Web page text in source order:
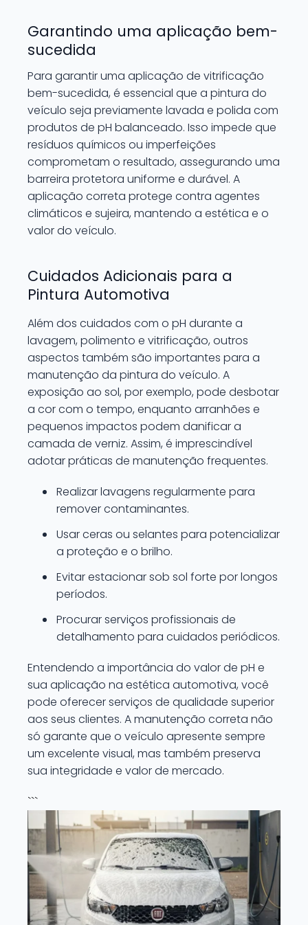
Garantindo uma aplicação bem-
sucedida
Para garantir uma aplicação de vitrificação
bem-sucedida, é essencial que a pintura do
veículo seja previamente lavada e polida com
produtos de pH balanceado. Isso impede que
resíduos químicos ou imperfeições
comprometam o resultado, assegurando uma
barreira protetora uniforme e durável. A
aplicação correta protege contra agentes
climáticos e sujeira, mantendo a estética e o
valor do veículo.
Cuidados Adicionais para a
Pintura Automotiva
Além dos cuidados com o pH durante a
lavagem, polimento e vitrificação, outros
aspectos também são importantes para a
manutenção da pintura do veículo. A
exposição ao sol, por exemplo, pode desbotar
a cor com o tempo, enquanto arranhões e
pequenos impactos podem danificar a
camada de verniz. Assim, é imprescindível
adotar práticas de manutenção frequentes.
Realizar lavagens regularmente para
remover contaminantes.
Usar ceras ou selantes para potencializar
a proteção e o brilho.
Evitar estacionar sob sol forte por longos
períodos.
Procurar serviços profissionais de
detalhamento para cuidados periódicos.
Entendendo a importância do valor de pH e
sua aplicação na estética automotiva, você
pode oferecer serviços de qualidade superior
aos seus clientes. A manutenção correta não
só garante que o veículo apresente sempre
um excelente visual, mas também preserva
sua integridade e valor de mercado.
```